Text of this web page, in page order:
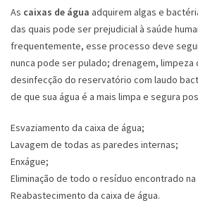
As caixas de água adquirem algas e
das quais pode ser prejudicial à saúde
frequentemente, esse processo deve
nunca pode ser pulado; drenagem, limpeza
desinfecção do reservatório com laudo
de que sua água é a mais limpa e segura
Esvaziamento da caixa de água;
Lavagem de todas as paredes internas;
Enxágue;
Eliminação de todo o resíduo encontrado na
Reabastecimento da caixa de água.